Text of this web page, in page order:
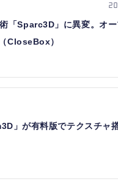
「Sparc3D」に異変。オー
CloseBox）
」が有料版でテクスチャ